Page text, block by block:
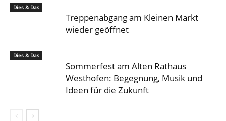
Dies & Das
Treppenabgang am Kleinen Markt
wieder geöffnet
Dies & Das
Sommerfest am Alten Rathaus
Westhofen: Begegnung, Musik und
Ideen für die Zukunft